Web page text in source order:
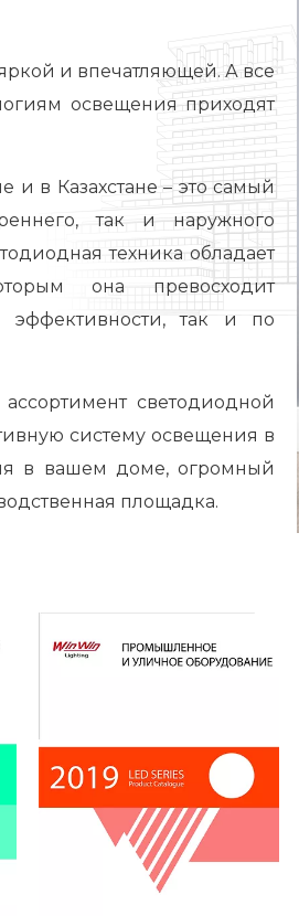
и впечатляющей. А все
освещения приходят
и в Казахстане – это самый
так и наружного
техника обладает
она превосходит
эффективности, так и по
светодиодной
систему освещения в
в вашем доме, огромный
площадка.